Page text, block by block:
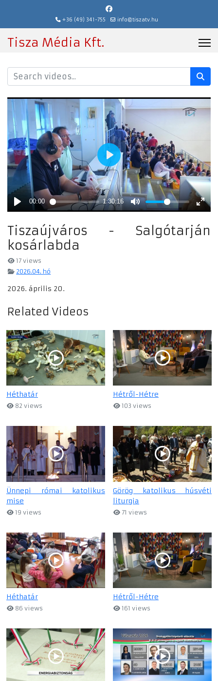
+36 (49) 341-755 info@tiszatv.hu
Tisza Média Kft.
Tiszaújváros - Salgótarján
kosárlabda
17 views
2026.04. hó
2026. április 20.
Related Videos
Héthatár
82 views
Hétről-Hétre
103 views
Ünnepi római katolikus
mise
19 views
Görög katolikus húsvéti
liturgia
71 views
Héthatár
86 views
Hétről-Hétre
161 views